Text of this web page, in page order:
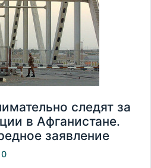
следят за
в Афганистане.
заявление
0